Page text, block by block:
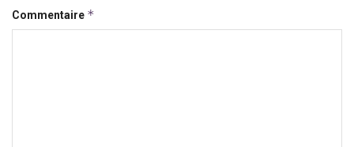
Commentaire *